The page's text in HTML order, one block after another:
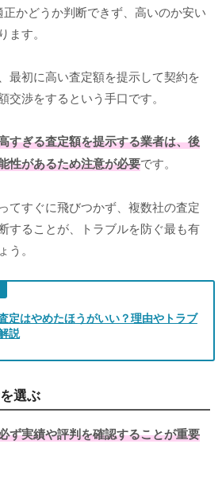
かどうか判断できず、高いのか安い
す。
最初に高い査定額を提示して契約を
交渉をするという手口です。
すぎる査定額を提示する業者は、後
性があるため注意が必要です。
てすぐに飛びつかず、複数社の査定
することが、トラブルを防ぐ最も有
。
定はやめたほうがいい？理由やトラブ
説
選ぶ
ず実績や評判を確認することが重要